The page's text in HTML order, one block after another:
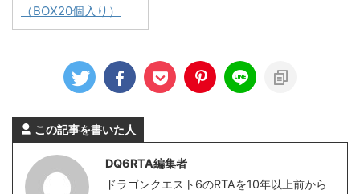
（BOX20個入り）
この記事を書いた人
DQ6RTA編集者
ドラゴンクエスト6のRTAを10年以上前から